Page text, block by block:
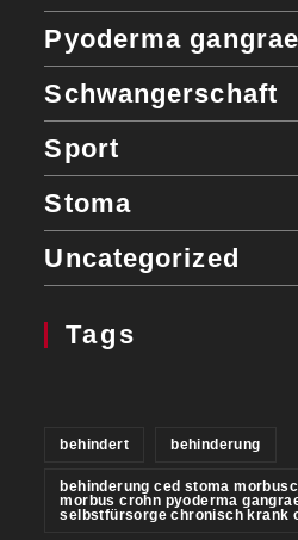
Pyoderma
Schwangerschaft
Sport
Stoma
Uncategorized
Tags
behindert behinderung
behinderung ced stoma
morbus crohn pyoderma
selbstfürsorge chronisch krank